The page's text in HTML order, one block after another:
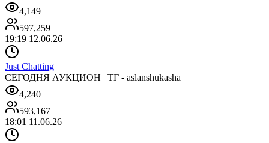
4,149
597,259
19:19 12.06.26
Just Chatting
СЕГОДНЯ АУКЦИОН | ТГ - aslanshukasha
4,240
593,167
18:01 11.06.26